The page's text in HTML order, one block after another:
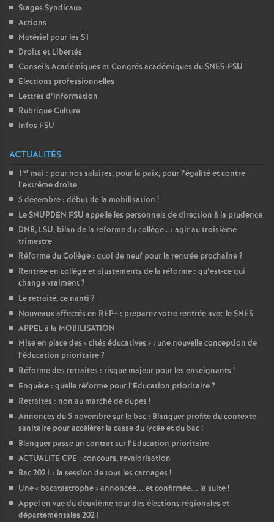
Stages Syndicaux
Actions
Matériel pour les S1
Droits et Libertés
Conseils Académiques et Congrés académiques du SNES-FSU
Elections professionnelles
Lettres d’information
Rubrique Culture
Infos FSU
ACTUALITÉS
1 er mai : pour nos salaires, pour la paix, pour l’égalité et contre
l’extrême droite
5 décembre : début de la mobilisation !
Le SNUPDEN FSU appelle les personnels de direction à la prudence
DNB, LSU, bilan de la réforme du collège… : agir au troisième
trimestre
Réforme du Collège : quoi de neuf pour la rentrée prochaine?
Rentrée en collège et ajustements de la réforme : qu’est-ce qui
change vraiment?
Le retraité, ce nanti ?
Nouveaux affectés en REP+ : préparez votre rentrée avec le SNES
APPEL à la MOBILISATION
Mise en place des «cités éducatives » : une nouvelle conception de
l’éducation prioritaire?
Réforme des retraites : risque majeur pour les enseignants !
Enquête : quelle réforme pour l’Education prioritaire?
Retraites : non au marché de dupes !
Annonces du 5 novembre sur le bac : Blanquer profite du contexte
sanitaire pour accélérer la casse du lycée et du bac!
Blanquer passe un contrat sur l’Education prioritaire
ACTUALITE CPE : concours, revalorisation
Bac 2021 : la session de tous les carnages !
Une « bacatastrophe» annoncée... et confirmée... la suite!
Appel en vue du deuxième tour des élections régionales et
départementales 2021